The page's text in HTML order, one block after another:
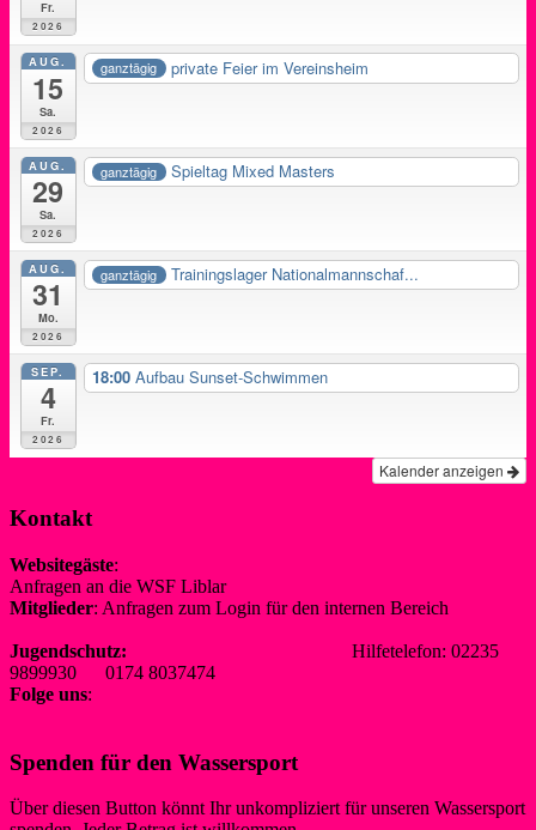
Fr.
2026
AUG.
15
Sa.
2026
ganztägig private Feier im Vereinsheim
AUG.
29
Sa.
2026
ganztägig Spieltag Mixed Masters
AUG.
31
Mo.
2026
ganztägig Trainingslager Nationalmannschaf...
SEP.
4
Fr.
2026
18:00 Aufbau Sunset-Schwimmen
Kalender anzeigen
Kontakt
Websitegäste:
Anfragen an die WSF Liblar
Mitglieder: Anfragen zum Login für den internen Bereich
Jugendschutz:
Hilfetelefon: 02235
9899930 0174 8037474
Folge uns:
Spenden für den Wassersport
Über diesen Button könnt Ihr unkompliziert für unseren Wassersport